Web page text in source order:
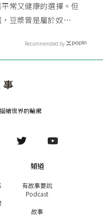
常又健康的選擇。但
豆漿曾是屬於奴僕、
Recommended by
描繪世界的輪廓
頻道
有故事要說
Podcast
故事